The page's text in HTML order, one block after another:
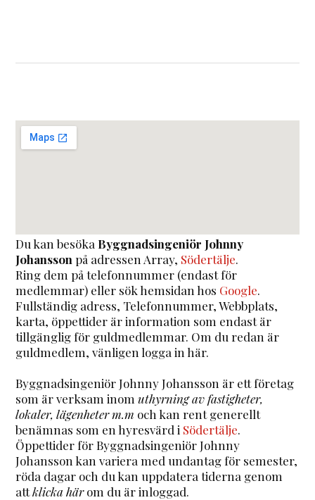
Du kan besöka Byggnadsingeniör Johnny
Johansson på adressen Array, Södertälje.
Ring dem på telefonnummer (endast för
medlemmar) eller sök hemsidan hos Google.
Fullständig adress, Telefonnummer, Webbplats,
karta, öppettider är information som endast är
tillgänglig för guldmedlemmar. Om du redan är
guldmedlem, vänligen logga in här.
Byggnadsingeniör Johnny Johansson är ett företag
som är verksam inomuthyrning av fastigheter,
lokaler, lägenheter m.m och kan rent generellt
benämnas som en hyresvärd i Södertälje.
Öppettider för Byggnadsingeniör Johnny
Johansson kan variera med undantag för semester,
röda dagar och du kan uppdatera tiderna genom
attklicka härom du är inloggad.